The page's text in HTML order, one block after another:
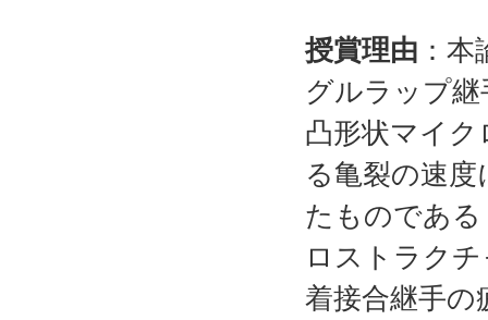
授賞理由 ：
グルラップ
凸形状マイ
る亀裂の速
たものである
ロストラク
着接合継手の